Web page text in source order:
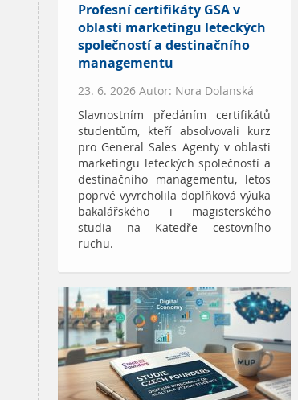
Profesní certifikáty GSA v
oblasti marketingu leteckých
společností a destinačního
managementu
23. 6. 2026 Autor: Nora Dolanská
Slavnostním předáním certifikátů
studentům, kteří absolvovali kurz
pro General Sales Agenty v oblasti
marketingu leteckých společností a
destinačního managementu, letos
poprvé vyvrcholila doplňková výuka
bakalářského i magisterského
studia na Katedře cestovního
ruchu.